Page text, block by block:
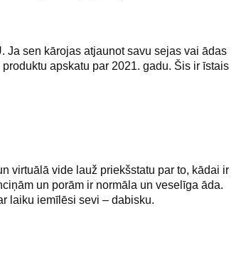
sen kārojas atjaunot savu sejas vai ādas
apskatu par 2021. gadu. Šis ir īstais
virtuālā vide lauž priekšstatu par to, kādai ir
un porām ir normāla un veselīga āda.
laiku iemīlēsi sevi – dabisku.